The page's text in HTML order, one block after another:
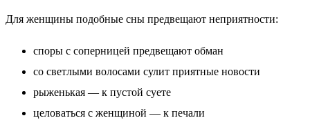
Для женщины подобные сны предвещают неприятности:
споры с соперницей предвещают обман
со светлыми волосами сулит приятные новости
рыженькая — к пустой суете
целоваться с женщиной — к печали